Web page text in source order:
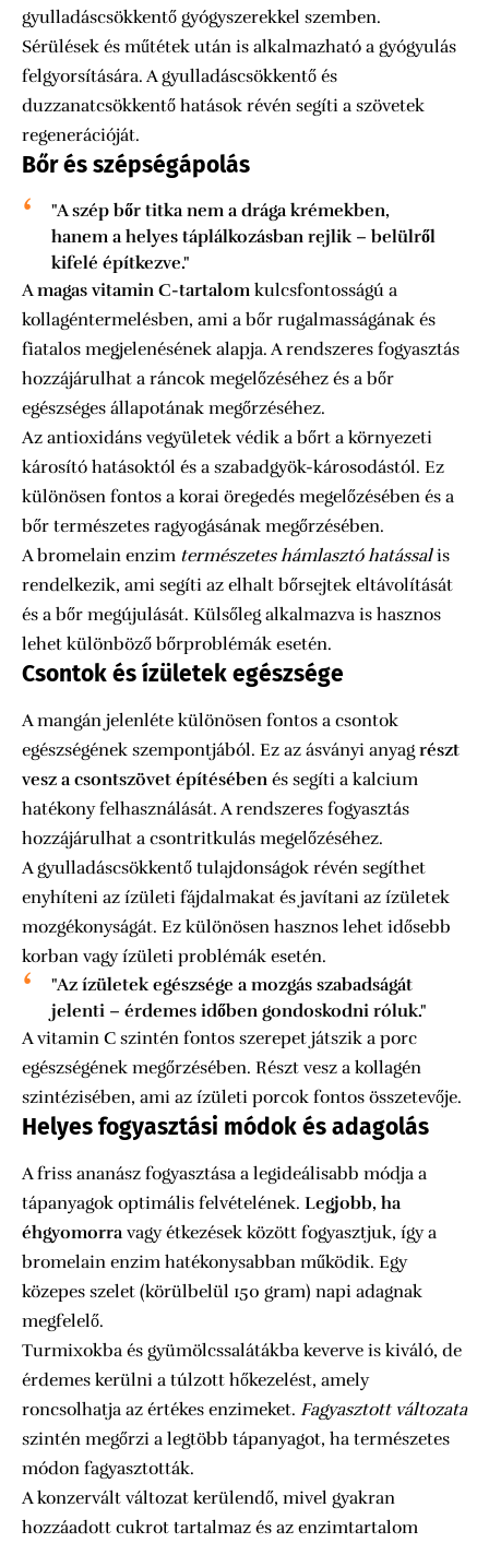
gyulladáscsökkentő gyógyszerekkel szemben.
Sérülések és műtétek után is alkalmazható a gyógyulás
felgyorsítására. A gyulladáscsökkentő és
duzzanatcsökkentő hatások révén segíti a szövetek
regenerációját.
Bőr és szépségápolás
"A szép bőr titka nem a drága krémekben,
hanem a helyes táplálkozásban rejlik – belülről
kifelé építkezve."
Amagas vitamin C-tartalom kulcsfontosságú a
kollagéntermelésben, ami a bőr rugalmasságának és
fiatalos megjelenésének alapja. A rendszeres fogyasztás
hozzájárulhat a ráncok megelőzéséhez és a bőr
egészséges állapotának megőrzéséhez.
Az antioxidáns vegyületek védik a bőrt a környezeti
károsító hatásoktól és a szabadgyök-károsodástól. Ez
különösen fontos a korai öregedés megelőzésében és a
bőr természetes ragyogásának megőrzésében.
A bromelain enzim természetes hámlasztó hatássalis
rendelkezik, ami segíti az elhalt bőrsejtek eltávolítását
és a bőr megújulását. Külsőleg alkalmazva is hasznos
lehet különböző bőrproblémák esetén.
Csontok és ízületek egészsége
A mangán jelenléte különösen fontos a csontok
egészségének szempontjából. Ez az ásványi anyagrészt
vesz a csontszövet építésében és segíti a kalcium
hatékony felhasználását. A rendszeres fogyasztás
hozzájárulhat a csontritkulás megelőzéséhez.
A gyulladáscsökkentő tulajdonságok révén segíthet
enyhíteni az ízületi fájdalmakat és javítani az ízületek
mozgékonyságát. Ez különösen hasznos lehet idősebb
korban vagy ízületi problémák esetén.
"Az ízületek egészsége a mozgás szabadságát
jelenti – érdemes időben gondoskodni róluk."
A vitamin C szintén fontos szerepet játszik a porc
egészségének megőrzésében. Részt vesz a kollagén
szintézisében, ami az ízületi porcok fontos összetevője.
Helyes fogyasztási módok és adagolás
A friss ananász fogyasztása a legideálisabb módja a
tápanyagok optimális felvételének. Legjobb, ha
éhgyomorravagy étkezések között fogyasztjuk, így a
bromelain enzim hatékonysabban működik. Egy
közepes szelet (körülbelül 150 gram) napi adagnak
megfelelő.
Turmixokba és gyümölcssalátákba keverve is kiváló, de
érdemes kerülni a túlzott hőkezelést, amely
roncsolhatja az értékes enzimeket. Fagyasztott változata
szintén megőrzi a legtöbb tápanyagot, ha természetes
módon fagyasztották.
A konzervált változat kerülendő, mivel gyakran
hozzáadott cukrot tartalmaz és az enzimtartalom